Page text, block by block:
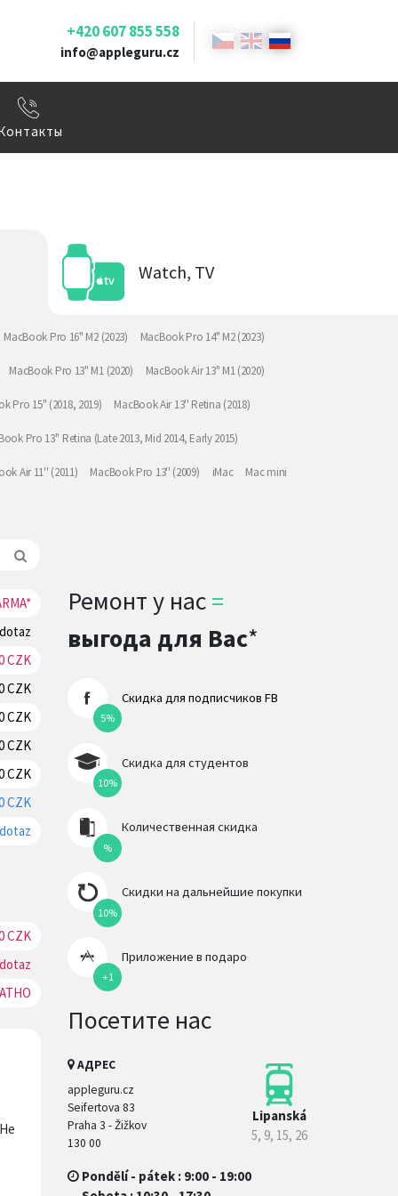
info@appleguru.cz
+420 607 855 558
Watch, TV
MacBook Pro 16" M2 (2023) MacBook Pro 14" M2 (2023)
MacBook Pro 13" M1 (2020) MacBook Air 13" M1 (2020)
Pro 15" (2018, 2019) MacBook Air 13'' Retina (2018)
Pro 13'' Retina (Late 2013, Mid 2014, Early 2015)
Air 11'' (2011) MacBook Pro 13'' (2009) iMac Mac mini
Резерв
Резерв
CZK
CZK Резерв
CZK Резерв
CZK
CZK Резерв
CZK
Резерв
CZK
Резерв
Резерв
Ремонт у нас=
выгода для Вас*
5%
Скидка для подписчиков FB
10%
Скидка для студентов
%
Количественная скидка
10%
Скидки на дальнейшие покупки
+1
Приложение в подаро
Посетите нас
АДРЕС
appleguru.cz
Seifertova 83
Praha 3 - Žižkov
130 00
Lipanská
5, 9, 15, 26
Pondělí - pátek : 9:00 - 19:00